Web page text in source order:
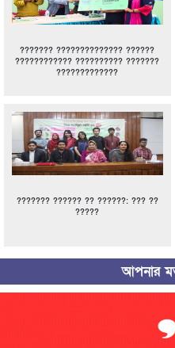
??????? ?????????????? ??????
???????????? ?????????? ???????
?????????????
??????? ?????? ?? ??????: ??? ??
?????
আপনার